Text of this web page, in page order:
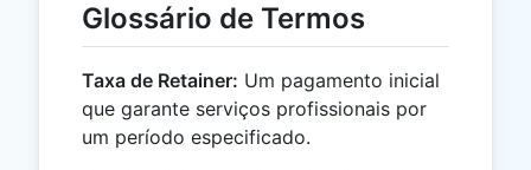
Glossário de Termos
Taxa de Retainer: Um pagamento inicial
que garante serviços profissionais por
um período especificado.